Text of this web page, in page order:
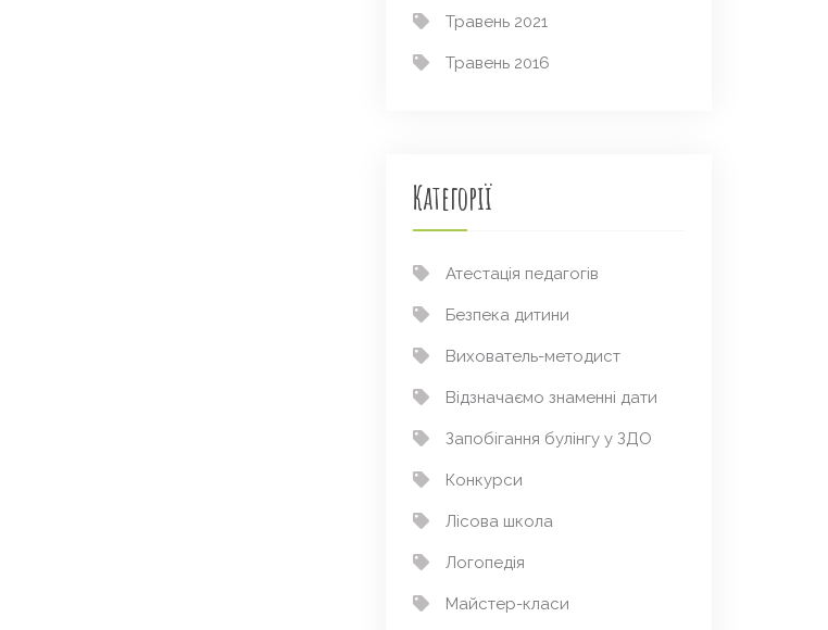
Травень 2021
Травень 2016
Категорії
Атестація педагогів
Безпека дитини
Вихователь-методист
Відзначаємо знаменні дати
Запобігання булінгу у ЗДО
Конкурси
Лісова школа
Логопедія
Майстер-класи